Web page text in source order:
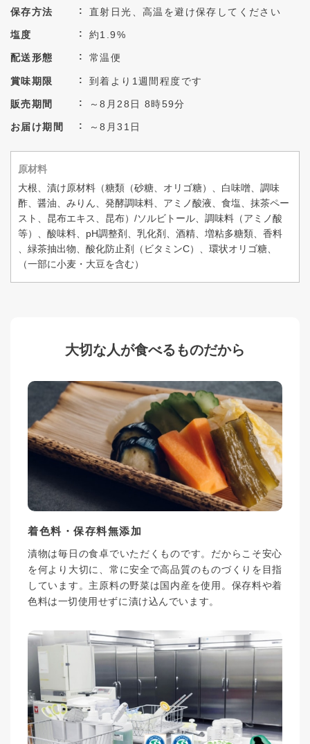
保存方法 直射日光、高温を避け保存してください
塩度 約1.9%
配送形態 常温便
賞味期限 到着より1週間程度です
販売期間 ～8月28日 8時59分
お届け期間 ～8月31日
原材料
大根、漬け原材料（糖類（砂糖、オリゴ糖）、白味噌、調味
酢、醤油、みりん、発酵調味料、アミノ酸液、食塩、抹茶ペー
スト、昆布エキス、昆布）/ソルビトール、調味料（アミノ酸
等）、酸味料、pH調整剤、乳化剤、酒精、増粘多糖類、香料
、緑茶抽出物、酸化防止剤（ビタミンC）、環状オリゴ糖、
（一部に小麦・大豆を含む）
大切な人が食べるものだから
着色料・保存料無添加
漬物は毎日の食卓でいただくものです。だからこそ安心
を何より大切に、常に安全で高品質のものづくりを目指
しています。主原料の野菜は国内産を使用。保存料や着
色料は一切使用せずに漬け込んでいます。